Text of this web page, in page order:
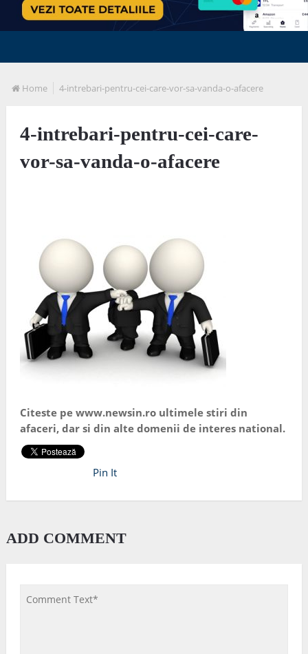
Home 4-intrebari-pentru-cei-care-vor-sa-vanda-o-afacere
4-intrebari-pentru-cei-care-
vor-sa-vanda-o-afacere
Citeste pe www.newsin.ro ultimele stiri din
afaceri, dar si din alte domenii de interes national.
Pin It
ADD COMMENT